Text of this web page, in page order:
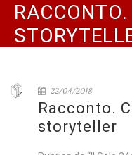
22/04/2018
Racconto.
storyteller